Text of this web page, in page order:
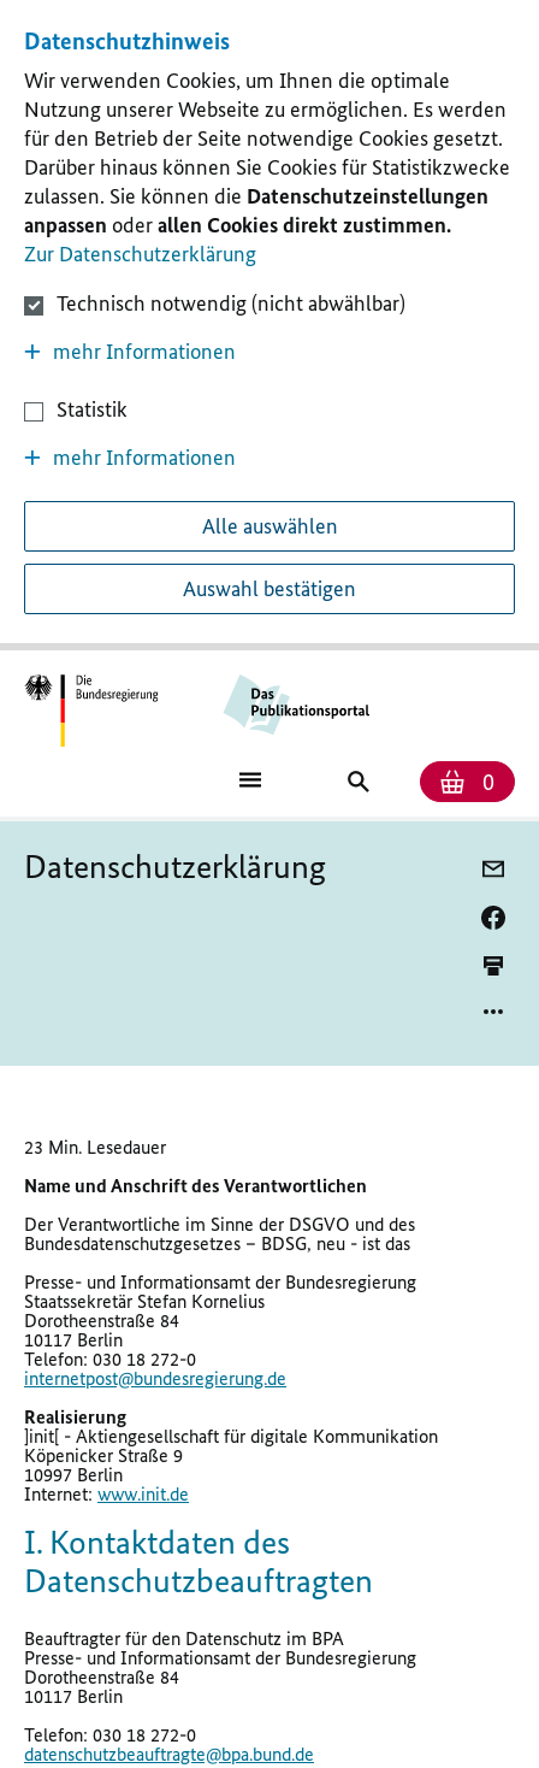
Datenschutzhinweis
Wir verwenden Cookies, um Ihnen die optimale
Nutzung unserer Webseite zu ermöglichen. Es werden
für den Betrieb der Seite notwendige Cookies gesetzt.
Darüber hinaus können Sie Cookies für Statistikzwecke
zulassen. Sie können die Datenschutzeinstellungen
anpassen oderallen Cookies direkt zustimmen.
Zur Datenschutzerklärung
Technisch notwendig (nicht abwählbar)
mehr Informationen
Statistik
mehr Informationen
Alle auswählen
Auswahl bestätigen
0
Datenschutzerklärung
23 Min. Lesedauer
Name und Anschrift des Verantwortlichen
Der Verantwortliche im Sinne der DSGVO und des
Bundesdatenschutzgesetzes – BDSG, neu - ist das
Presse- und Informationsamt der Bundesregierung
Staatssekretär Stefan Kornelius
Dorotheenstraße 84
10117 Berlin
Telefon: 030 18 272-0
internetpost@bundesregierung.de
Realisierung
]init[ - Aktiengesellschaft für digitale Kommunikation
Köpenicker Straße 9
10997 Berlin
Internet: www.init.de
I. Kontaktdaten des
Datenschutzbeauftragten
Beauftragter für den Datenschutz im BPA
Presse- und Informationsamt der Bundesregierung
Dorotheenstraße 84
10117 Berlin
Telefon: 030 18 272-0
datenschutzbeauftragte@bpa.bund.de